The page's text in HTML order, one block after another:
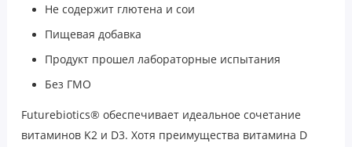
Не содержит глютена и сои
Пищевая добавка
Продукт прошел лабораторные испытания
Без ГМО
Futurebiotics® обеспечивает идеальное сочетание
витаминов K2 и D3. Хотя преимущества витамина D